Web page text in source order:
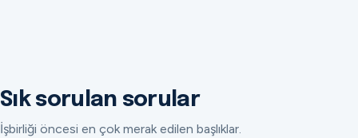
Sık sorulan sorular
İşbirliği öncesi en çok merak edilen başlıklar.